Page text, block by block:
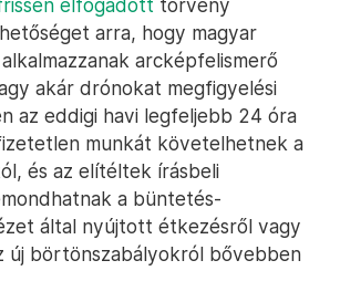
elfogadott törvény
arra, hogy magyar
arcképfelismerő
akár drónokat megfigyelési
az eddigi havi legfeljebb 24 óra
munkát követelhetnek a
és az elítéltek írásbeli
a büntetés-
által nyújtott étkezésről vagy
új börtönszabályokról bővebben